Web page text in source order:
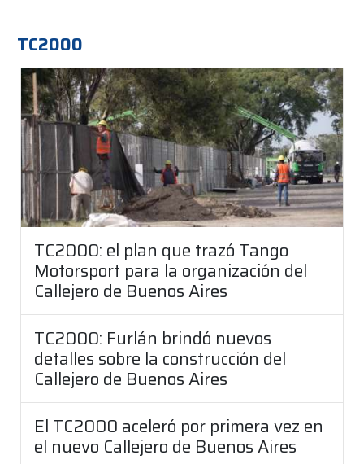
TC2000
TC2000: el plan que trazó Tango
Motorsport para la organización del
Callejero de Buenos Aires
TC2000: Furlán brindó nuevos
detalles sobre la construcción del
Callejero de Buenos Aires
El TC2000 aceleró por primera vez en
el nuevo Callejero de Buenos Aires